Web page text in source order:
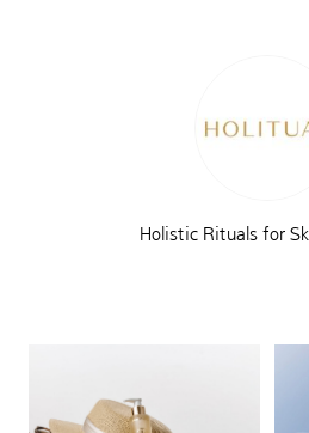
Holistic Rituals for